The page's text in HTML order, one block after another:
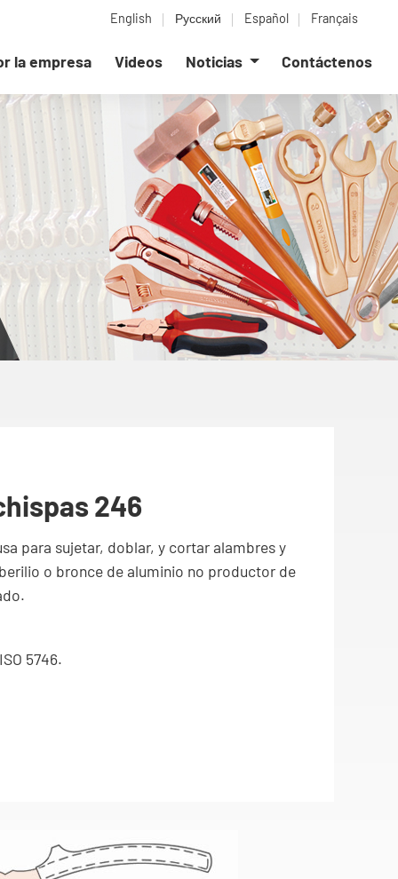
English Русский Español Français
la empresa Videos Noticias Contáctenos
246
para sujetar, doblar, y cortar alambres y
o bronce de aluminio no productor de
5746.